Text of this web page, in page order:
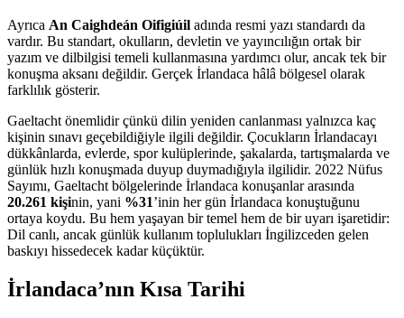
Ayrıca An Caighdeán Oifigiúil adında resmi yazı standardı da
vardır. Bu standart, okulların, devletin ve yayıncılığın ortak bir
yazım ve dilbilgisi temeli kullanmasına yardımcı olur, ancak tek bir
konuşma aksanı değildir. Gerçek İrlandaca hâlâ bölgesel olarak
farklılık gösterir.
Gaeltacht önemlidir çünkü dilin yeniden canlanması yalnızca kaç
kişinin sınavı geçebildiğiyle ilgili değildir. Çocukların İrlandacayı
dükkânlarda, evlerde, spor kulüplerinde, şakalarda, tartışmalarda ve
günlük hızlı konuşmada duyup duymadığıyla ilgilidir. 2022 Nüfus
Sayımı, Gaeltacht bölgelerinde İrlandaca konuşanlar arasında
20.261 kişinin, yani %31’inin her gün İrlandaca konuştuğunu
ortaya koydu. Bu hem yaşayan bir temel hem de bir uyarı işaretidir:
Dil canlı, ancak günlük kullanım toplulukları İngilizceden gelen
baskıyı hissedecek kadar küçüktür.
İrlandaca’nın Kısa Tarihi